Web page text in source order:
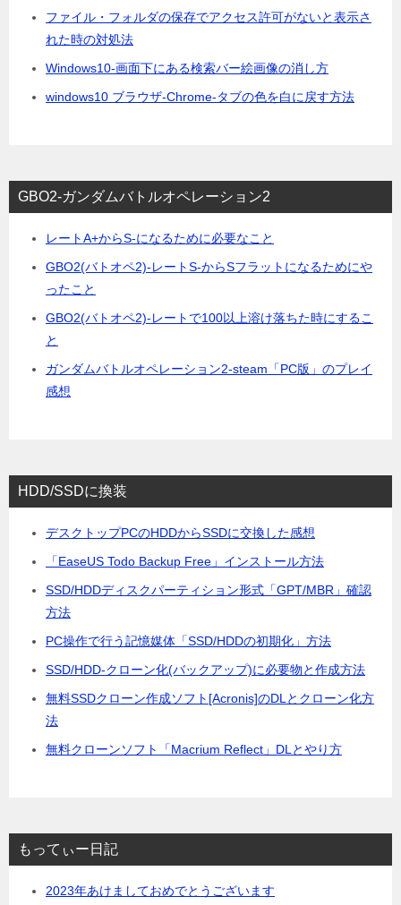
ファイル・フォルダの保存でアクセス許可がないと表示さ
れた時の対処法
Windows10-画面下にある検索バー絵画像の消し方
windows10 ブラウザ-Chrome-タブの色を白に戻す方法
GBO2-ガンダムバトルオペレーション2
レートA+からS-になるために必要なこと
GBO2(バトオペ2)-レートS-からSフラットになるためにや
ったこと
GBO2(バトオペ2)-レートで100以上溶け落ちた時にするこ
と
ガンダムバトルオペレーション2-steam「PC版」のプレイ
感想
HDD/SSDに換装
デスクトップPCのHDDからSSDに交換した感想
「EaseUS Todo Backup Free」インストール方法
SSD/HDDディスクパーティション形式「GPT/MBR」確認
方法
PC操作で行う記憶媒体「SSD/HDDの初期化」方法
SSD/HDD-クローン化(バックアップ)に必要物と作成方法
無料SSDクローン作成ソフト[Acronis]のDLとクローン化方
法
無料クローンソフト「Macrium Reflect」DLとやり方
もってぃー日記
2023年あけましておめでとうございます